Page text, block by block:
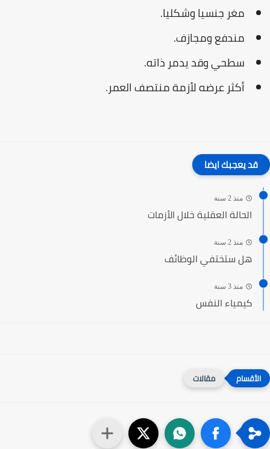
مغر جنسيا وشكليا.
مندفع ومجازف.
سطحي وقد يدمر ذاته.
أكثر عرضه لأزمة منتصف العمر.
قد يعجبك ايضا
منذ 2 سنة
الحالة العقلية خلال الأزمات
منذ 2 سنة
هل ستختفي الوظائف
منذ 3 سنة
كيمياء النفس
مقالات